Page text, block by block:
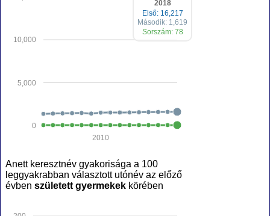
0
5,000
10,000
2010
2018
Első: 16,217
Második: 1,619
Sorszám: 78
Anett keresztnév gyakorisága a 100
leggyakrabban választott utónév az előző
évben született gyermekek körében